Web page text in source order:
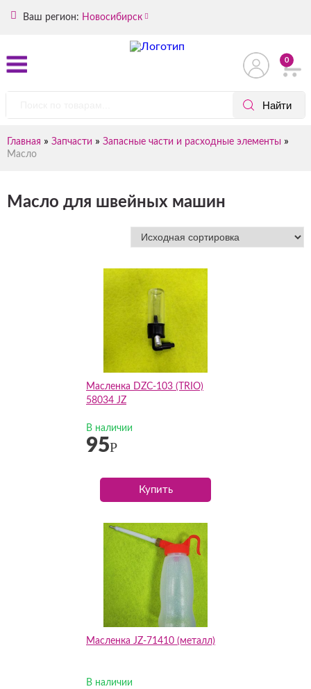
Ваш регион: Новосибирск
0
Главная » Запчасти » Запасные части и расходные элементы »
Масло
Масло для швейных машин
Масленка DZC-103 (TRIO)
58034 JZ
В наличии
95Р
Купить
Масленка JZ-71410 (металл)
В наличии